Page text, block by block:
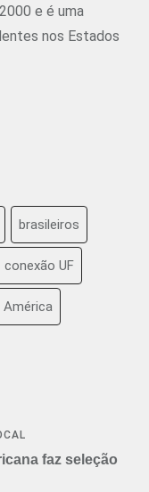
e é uma
nos Estados
brasileiros
conexão UF
América
faz seleção